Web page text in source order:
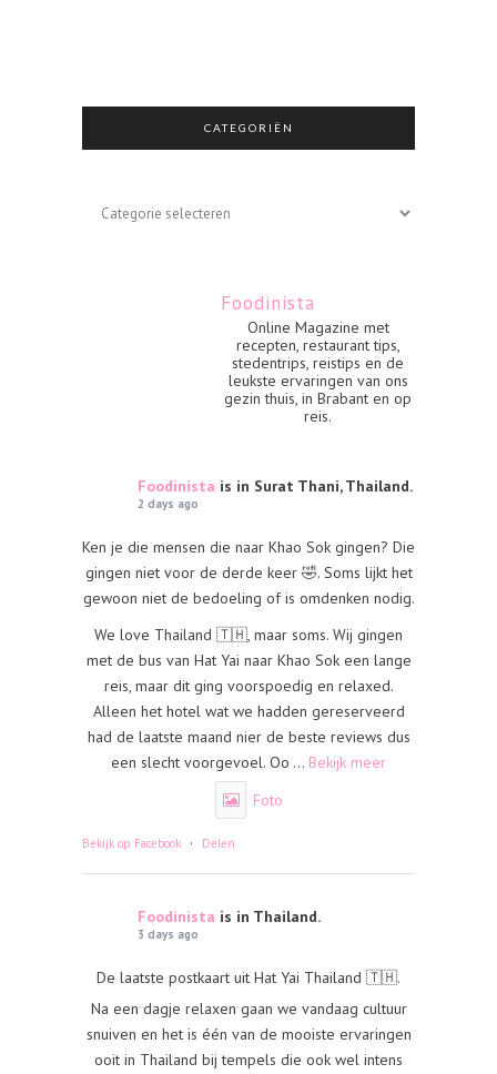
CATEGORIËN
Categoriën
Foodinista
Online Magazine met
recepten, restaurant tips,
stedentrips, reistips en de
leukste ervaringen van ons
gezin thuis, in Brabant en op
reis.
Foodinista is in Surat Thani, Thailand.
2 days ago
Ken je die mensen die naar Khao Sok gingen? Die
gingen niet voor de derde keer 🤣. Soms lijkt het
gewoon niet de bedoeling of is omdenken nodig.
We love Thailand 🇹🇭, maar soms. Wij gingen
met de bus van Hat Yai naar Khao Sok een lange
reis, maar dit ging voorspoedig en relaxed.
Alleen het hotel wat we hadden gereserveerd
had de laatste maand nier de beste reviews dus
een slecht voorgevoel. Oo ... Bekijk meer
Foto
Bekijk op Facebook · Delen
Foodinista is in Thailand.
3 days ago
De laatste postkaart uit Hat Yai Thailand 🇹🇭.
Na een dagje relaxen gaan we vandaag cultuur
snuiven en het is één van de mooiste ervaringen
ooit in Thailand bij tempels die ook wel intens